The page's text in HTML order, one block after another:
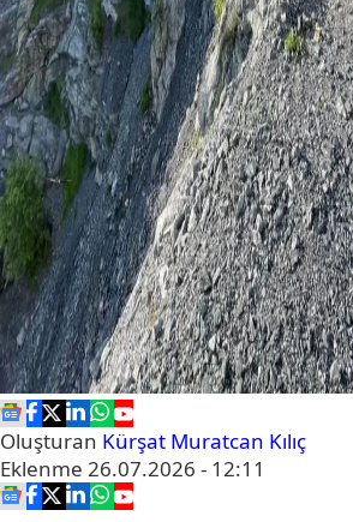
Oluşturan Kürşat Muratcan Kılıç
Eklenme 26.07.2026 - 12:11